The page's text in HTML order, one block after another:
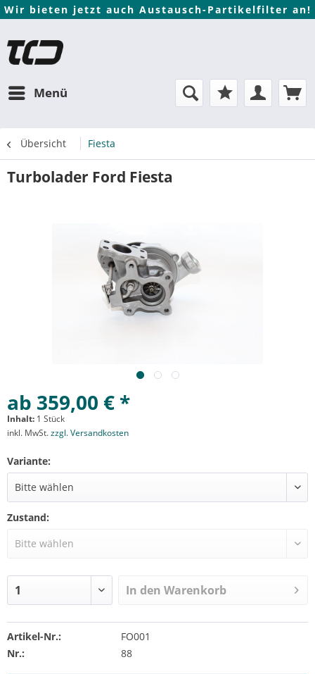
Wir bieten jetzt auch Austausch-Partikelfilter an!
Menü
Übersicht Fiesta
Turbolader Ford Fiesta
ab 359,00 € *
Inhalt: 1 Stück
inkl. MwSt.zzgl. Versandkosten
Variante:
Zustand:
In den Warenkorb
Artikel-Nr.:
FO001
Nr.:
88